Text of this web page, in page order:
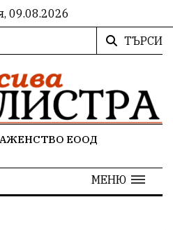
09.08.2026
ТЪРСИ
ЕООД
МЕНЮ